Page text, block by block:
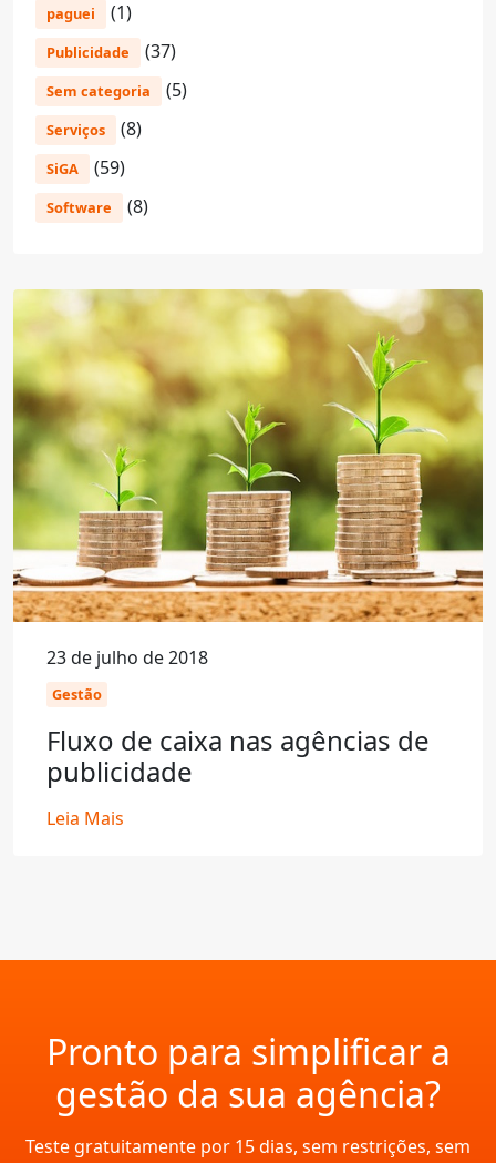
paguei (1)
Publicidade (37)
Sem categoria (5)
Serviços (8)
SiGA (59)
Software (8)
23 de julho de 2018
Gestão
Fluxo de caixa nas agências de
publicidade
Leia Mais
Pronto para simplificar a
gestão da sua agência?
Teste gratuitamente por 15 dias, sem restrições, sem